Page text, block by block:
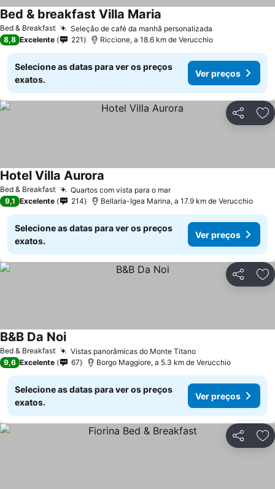
Bed & Breakfast Seleção de café da manhã personalizada
Bed & breakfast Villa Maria
8,8 Excelente 221 Riccione, a 18.6 km de Verucchio
Selecione as datas para ver os preços
exatos.
Ver preços
Partilhar
Bed & Breakfast Quartos com vista para o mar
Hotel Villa Aurora
9,1 Excelente 214 Bellaria-Igea Marina, a 17.9 km de Verucchio
Selecione as datas para ver os preços
exatos.
Ver preços
Partilhar
Bed & Breakfast Vistas panorâmicas do Monte Titano
B&B Da Noi
9,6 Excelente 67 Borgo Maggiore, a 5.3 km de Verucchio
Selecione as datas para ver os preços
exatos.
Ver preços
Partilhar